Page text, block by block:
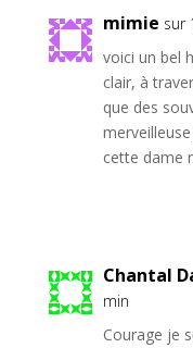
mimie sur
voici un bel
clair, à
que des
cette dame
Chantal
min
Courage je